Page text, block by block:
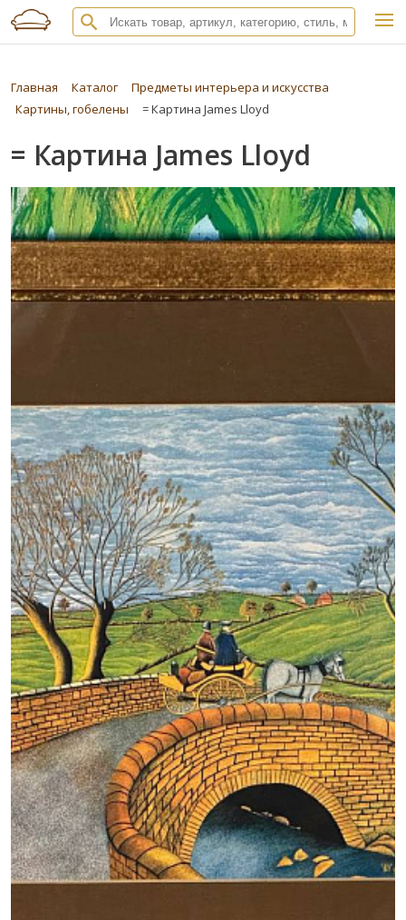
Главная Каталог
Предметы интерьера и искусства
Картины, гобелены
= Картина James Lloyd
= Картина James Lloyd